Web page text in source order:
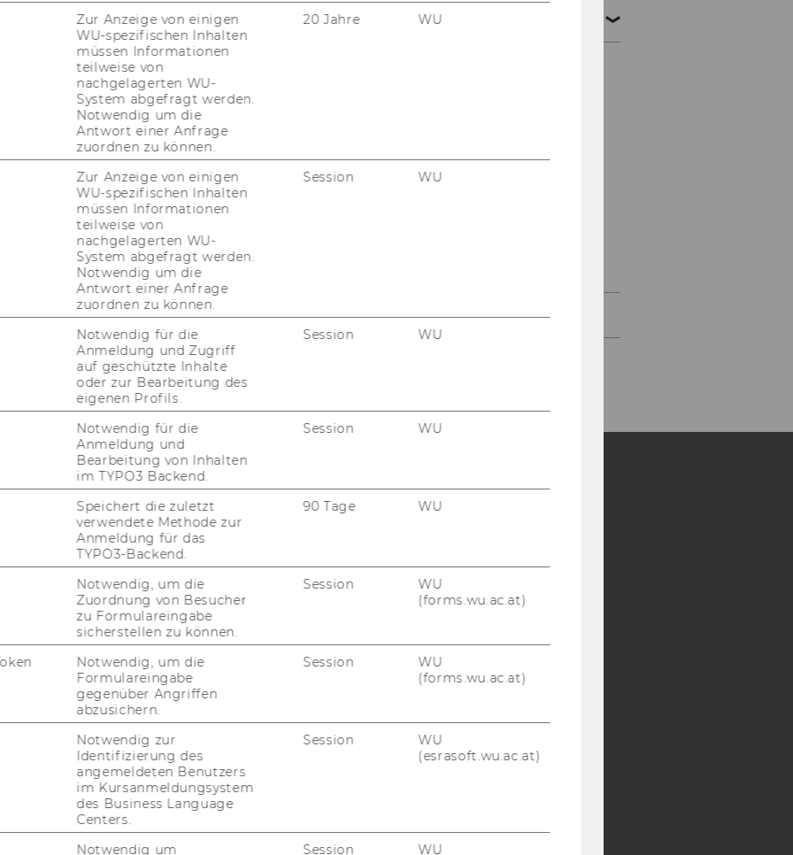
de Eva­luación de la Len­gua Español
Zertifikate
Über uns
NewsletterBluesky
WEBSEITE
MEDIA
ACCREDITED BY:
Zur Anzeige von einigen
WU-spezifischen Inhalten
müssen Informationen
teilweise von
nachgelagerten WU-
System abgefragt werden.
Notwendig um die
Antwort einer Anfrage
zuordnen zu können.
20 Jahre WU
Zur Anzeige von einigen
WU-spezifischen Inhalten
müssen Informationen
teilweise von
nachgelagerten WU-
System abgefragt werden.
Notwendig um die
Antwort einer Anfrage
zuordnen zu können.
Session WU
Notwendig für die
Anmeldung und Zugriff
auf geschützte Inhalte
oder zur Bearbeitung des
eigenen Profils.
Session WU
Notwendig für die
Anmeldung und
Bearbeitung von Inhalten
im TYPO3 Backend.
Session WU
Speichert die zuletzt
verwendete Methode zur
Anmeldung für das
TYPO3-Backend.
90 Tage WU
Notwendig, um die
Zuordnung von Besucher
zu Formulareingabe
sicherstellen zu können.
Session
WU
(forms.wu.ac.at)
Notwendig, um die
Formulareingabe
gegenüber Angriffen
abzusichern.
Session
WU
(forms.wu.ac.at)
Notwendig zur
Identifizierung des
angemeldeten Benutzers
im Kursanmeldungsystem
des Business Language
Centers.
Session
WU
(esrasoft.wu.ac.at)
Notwendig um Session WU